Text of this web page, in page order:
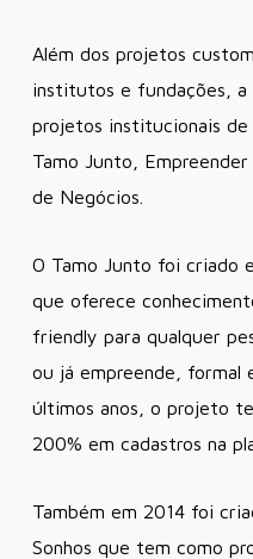
Além dos projetos
institutos e fundações, a
projetos institucionais
Tamo Junto,
de Negócios.
O Tamo Junto foi criado
que oferece
friendly para qualquer
ou já empreende, formal
últimos anos, o projeto
200% em cadastros na
Também em 2014 foi
Sonhos que tem como